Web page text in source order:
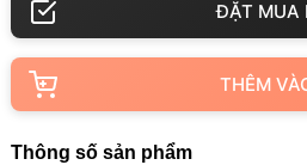
MãVS302trị giá200.000₫
THÊM
Thông số sản phẩm